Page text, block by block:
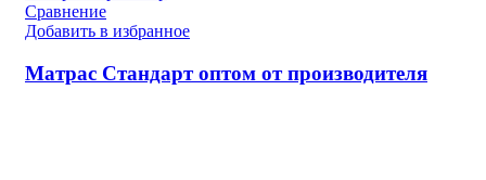
Сравнение
Добавить в избранное
Матрас Стандарт оптом от производителя